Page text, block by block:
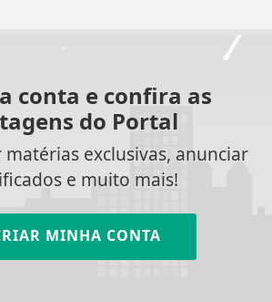
conta e confira as
do Portal
exclusivas, anunciar
e muito mais!
MINHA CONTA